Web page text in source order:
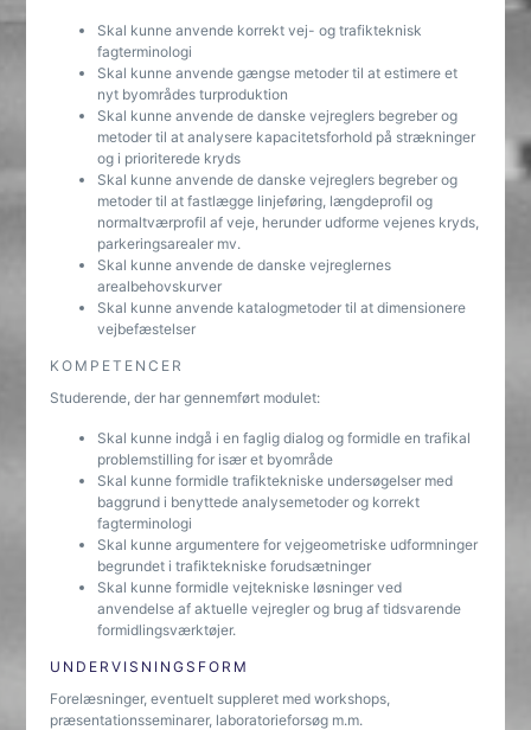
Skal kunne anvende korrekt vej- og trafikteknisk
fagterminologi
Skal kunne anvende gængse metoder til at estimere et
nyt byområdes turproduktion
Skal kunne anvende de danske vejreglers begreber og
metoder til at analysere kapacitetsforhold på strækninger
og i prioriterede kryds
Skal kunne anvende de danske vejreglers begreber og
metoder til at fastlægge linjeføring, længdeprofil og
normaltværprofil af veje, herunder udforme vejenes kryds,
parkeringsarealer mv.
Skal kunne anvende de danske vejreglernes
arealbehovskurver
Skal kunne anvende katalogmetoder til at dimensionere
vejbefæstelser
KOMPETENCER
Studerende, der har gennemført modulet:
Skal kunne indgå i en faglig dialog og formidle en trafikal
problemstilling for især et byområde
Skal kunne formidle trafiktekniske undersøgelser med
baggrund i benyttede analysemetoder og korrekt
fagterminologi
Skal kunne argumentere for vejgeometriske udformninger
begrundet i trafiktekniske forudsætninger
Skal kunne formidle vejtekniske løsninger ved
anvendelse af aktuelle vejregler og brug af tidsvarende
formidlingsværktøjer.
UNDERVISNINGSFORM
Forelæsninger, eventuelt suppleret med workshops,
præsentationsseminarer, laboratorieforsøg m.m.